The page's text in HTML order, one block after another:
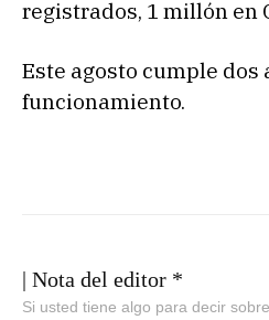
registrados, 1 millón en
Este agosto cumple dos
funcionamiento.
| Nota del editor *
Si usted tiene algo para decir